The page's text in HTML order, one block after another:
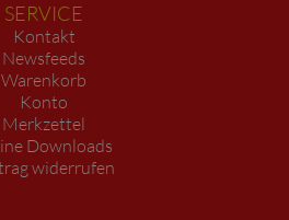
SERVICE
Kontakt
Newsfeeds
Warenkorb
Konto
Merkzettel
Downloads
widerrufen